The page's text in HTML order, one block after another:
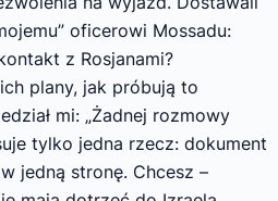
oficerowi Mossadu:
z Rosjanami?
plany, jak próbują to
mi: „Żadnej rozmowy
tylko jedna rzecz: dokument
jedną stronę. Chcesz –